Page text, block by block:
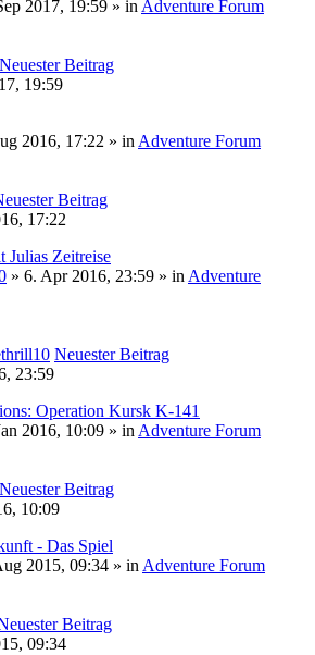
2017, 19:59 » in Adventure Forum
Neuester Beitrag
19:59
2016, 17:22 » in Adventure Forum
Beitrag
17:22
Julias Zeitreise
» 6. Apr 2016, 23:59 » in Adventure
Neuester Beitrag
23:59
Operation Kursk K-141
2016, 10:09 » in Adventure Forum
Neuester Beitrag
10:09
- Das Spiel
2015, 09:34 » in Adventure Forum
Beitrag
09:34